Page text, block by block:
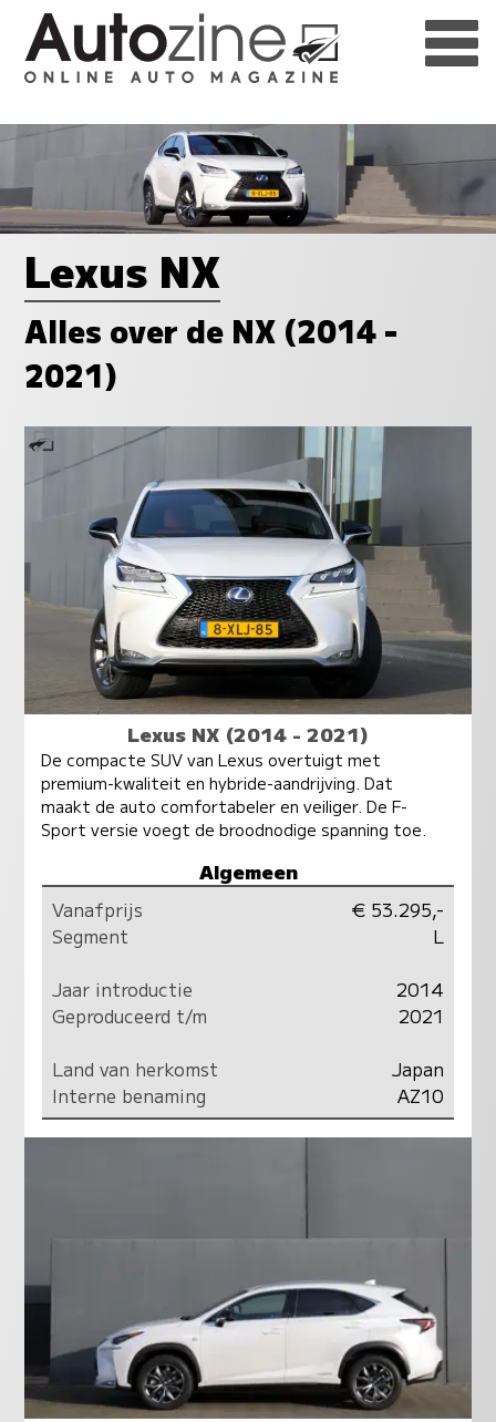
Lexus NX
Alles over de NX (2014 -
2021)
Lexus NX (2014 - 2021)
De compacte SUV van Lexus overtuigt met
premium-kwaliteit en hybride-aandrijving. Dat
maakt de auto comfortabeler en veiliger. De F-
Sport versie voegt de broodnodige spanning toe.
Algemeen
Vanafprijs
€ 53.295,-
Segment
L
Jaar introductie
2014
Geproduceerd t/m
2021
Land van herkomst
Japan
Interne benaming
AZ10